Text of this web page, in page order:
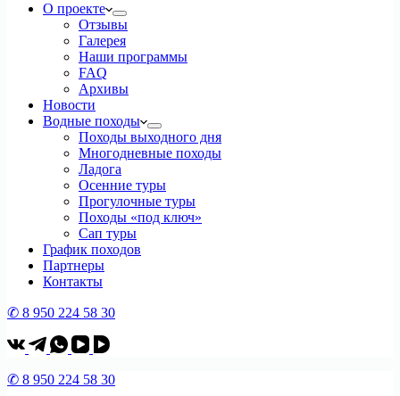
О проекте
Отзывы
Галерея
Наши программы
FAQ
Архивы
Новости
Водные походы
Походы выходного дня
Многодневные походы
Ладога
Осенние туры
Прогулочные туры
Походы «под ключ»
Сап туры
График походов
Партнеры
Контакты
✆ 8 950 224 58 30
✆ 8 950 224 58 30